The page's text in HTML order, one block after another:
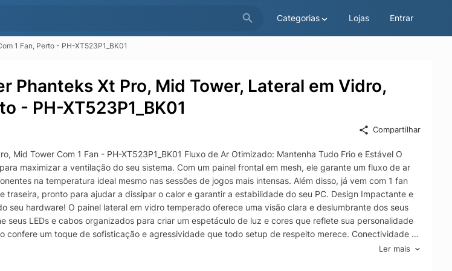
Categorias Lojas Entrar
1 Fan, Perto - PH-XT523P1_BK01
Phanteks Xt Pro, Mid Tower, Lateral em Vidro,
- PH-XT523P1_BK01
Compartilhar
Mid Tower Com 1 Fan - PH-XT523P1_BK01 Fluxo de Ar Otimizado: Mantenha Tudo Frio e Estável O
maximizar a ventilação do seu sistema. Com um painel frontal em mesh, ele garante um fluxo de ar
na temperatura ideal mesmo nas sessões de jogos mais intensas. Além disso, já vem com 1 fan
traseira, pronto para ajudar a dissipar o calor e garantir a estabilidade do seu PC. Design Impactante e
seu hardware! O painel lateral em vidro temperado oferece uma visão clara e deslumbrante dos seus
seus LEDs e cabos organizados para criar um espetáculo de luz e cores que reflete sua personalidade
confere um toque de sofisticação e agressividade que todo setup de respeito merece. Conectividade e
na sua conveniência, o Phanteks XT Pro oferece conectividade de ponta no painel frontal,
USB 3.0 de alta velocidade, além de uma entrada combo para fone e microfone. Construir seu PC
Ler mais